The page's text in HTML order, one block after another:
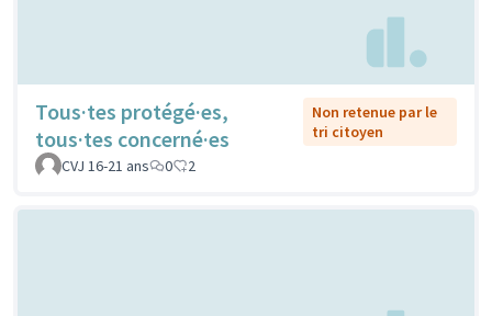
Tous·tes protégé·es,
tous·tes concerné·es
Non retenue par le
tri citoyen
CVJ 16-21 ans
0 2